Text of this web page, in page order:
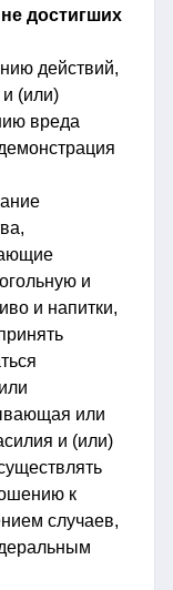
достигших
действий,
(или)
вреда
и
и напитки,
или
и (или)
к
случаев,